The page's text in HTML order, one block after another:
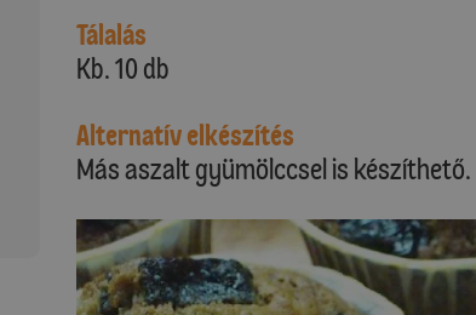
Tálalás
Kb. 10 db
Alternatív elkészítés
Más aszalt gyümölccsel is készíthető.